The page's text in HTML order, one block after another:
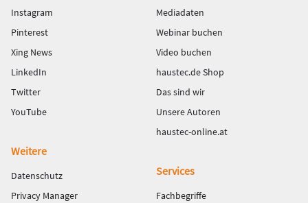
Instagram
Pinterest
Xing News
LinkedIn
Twitter
YouTube
Mediadaten
Webinar buchen
Video buchen
haustec.de Shop
Das sind wir
Unsere Autoren
haustec-online.at
Weitere
Datenschutz
Privacy Manager
Services
Fachbegriffe